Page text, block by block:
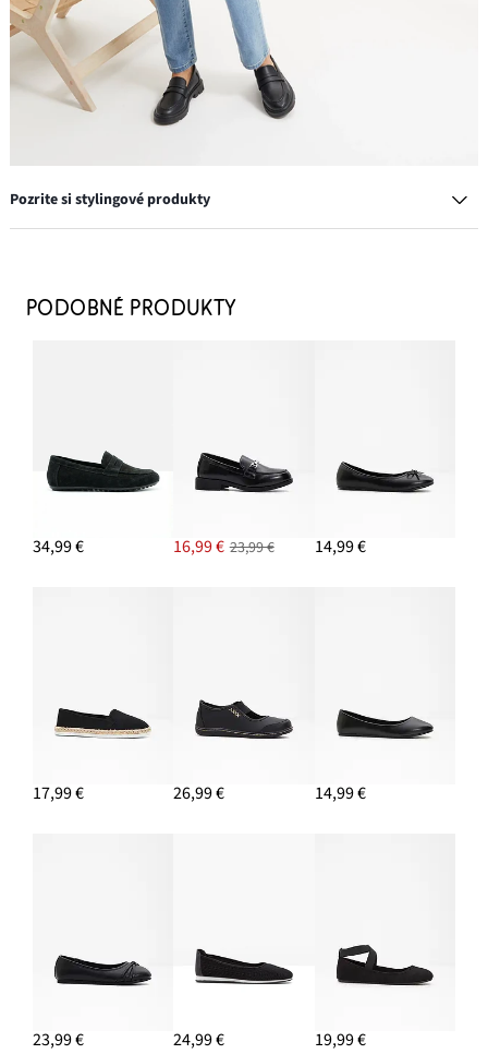
Pozrite si stylingové produkty
11,99 €-14%
PRIDAŤ DO KOŠÍKA
PODOBNÉ PRODUKTY
34,99 € 16,99 € 23,99 € 14,99 €
17,99 € 26,99 € 14,99 €
23,99 € 24,99 € 19,99 €